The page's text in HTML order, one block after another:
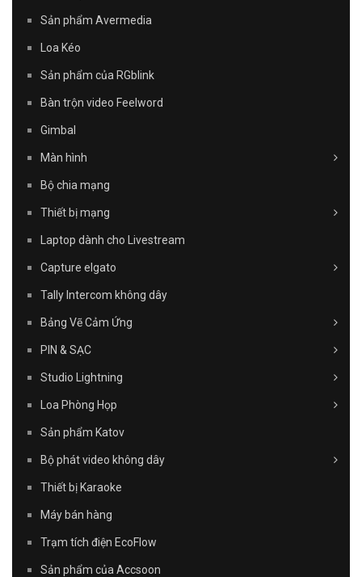
Sản phẩm Avermedia
Loa Kéo
Sản phẩm của RGblink
Bàn trộn video Feelword
Gimbal
Màn hình
Bộ chia mạng
Thiết bị mạng
Laptop dành cho Livestream
Capture elgato
Tally Intercom không dây
Bảng Vẽ Cảm Ứng
PIN & SẠC
Studio Lightning
Loa Phòng Họp
Sản phẩm Katov
Bộ phát video không dây
Thiết bị Karaoke
Máy bán hàng
Trạm tích điện EcoFlow
Sản phẩm của Accsoon